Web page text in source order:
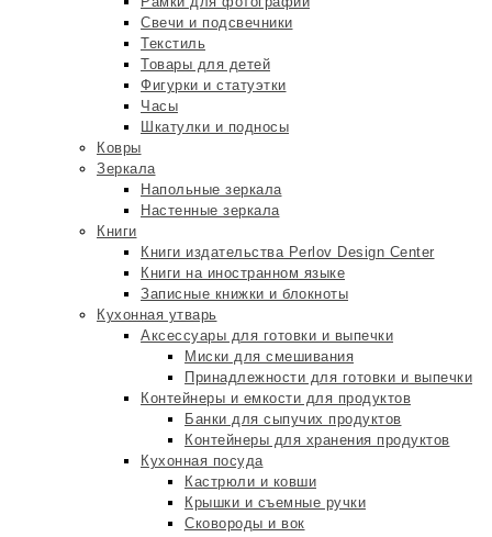
Свечи и подсвечники
Текстиль
Товары для детей
Фигурки и статуэтки
Часы
Шкатулки и подносы
Ковры
Зеркала
Напольные зеркала
Настенные зеркала
Книги
Книги издательства Perlov Design Center
Книги на иностранном языке
Записные книжки и блокноты
Кухонная утварь
Аксессуары для готовки и выпечки
Миски для смешивания
Принадлежности для готовки и выпечки
Контейнеры и емкости для продуктов
Банки для сыпучих продуктов
Контейнеры для хранения продуктов
Кухонная посуда
Кастрюли и ковши
Крышки и съемные ручки
Сковороды и вок